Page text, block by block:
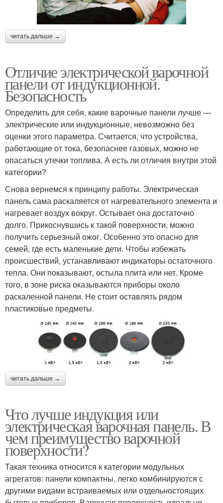
читать дальше →
Отличие электрической варочной
панели от индукционной.
Безопасность
Определить для себя, какие варочные панели лучше —
электрические или индукционные, невозможно без
оценки этого параметра. Считается, что устройства,
работающие от тока, безопаснее газовых, можно не
опасаться утечки топлива. А есть ли отличия внутри этой
категории?
Снова вернемся к принципу работы. Электрическая
панель сама раскаляется от нагревательного элемента и
нагревает воздух вокруг. Остывает она достаточно
долго. Прикоснувшись к такой поверхности, можно
получить серьезный ожог. Особенно это опасно для
семей, где есть маленькие дети. Чтобы избежать
происшествий, устанавливают индикаторы остаточного
тепла. Они показывают, остыла плита или нет. Кроме
того, в зоне риска оказываются приборы около
раскаленной панели. Не стоит оставлять рядом
пластиковые предметы.
читать дальше →
Что лучше индукция или
электрическая варочная панель. В
чем преимущество варочной
поверхности?
Такая техника относится к категории модульных
агрегатов: панели компактны, легко комбинируются с
другими видами встраиваемых или отдельностоящих